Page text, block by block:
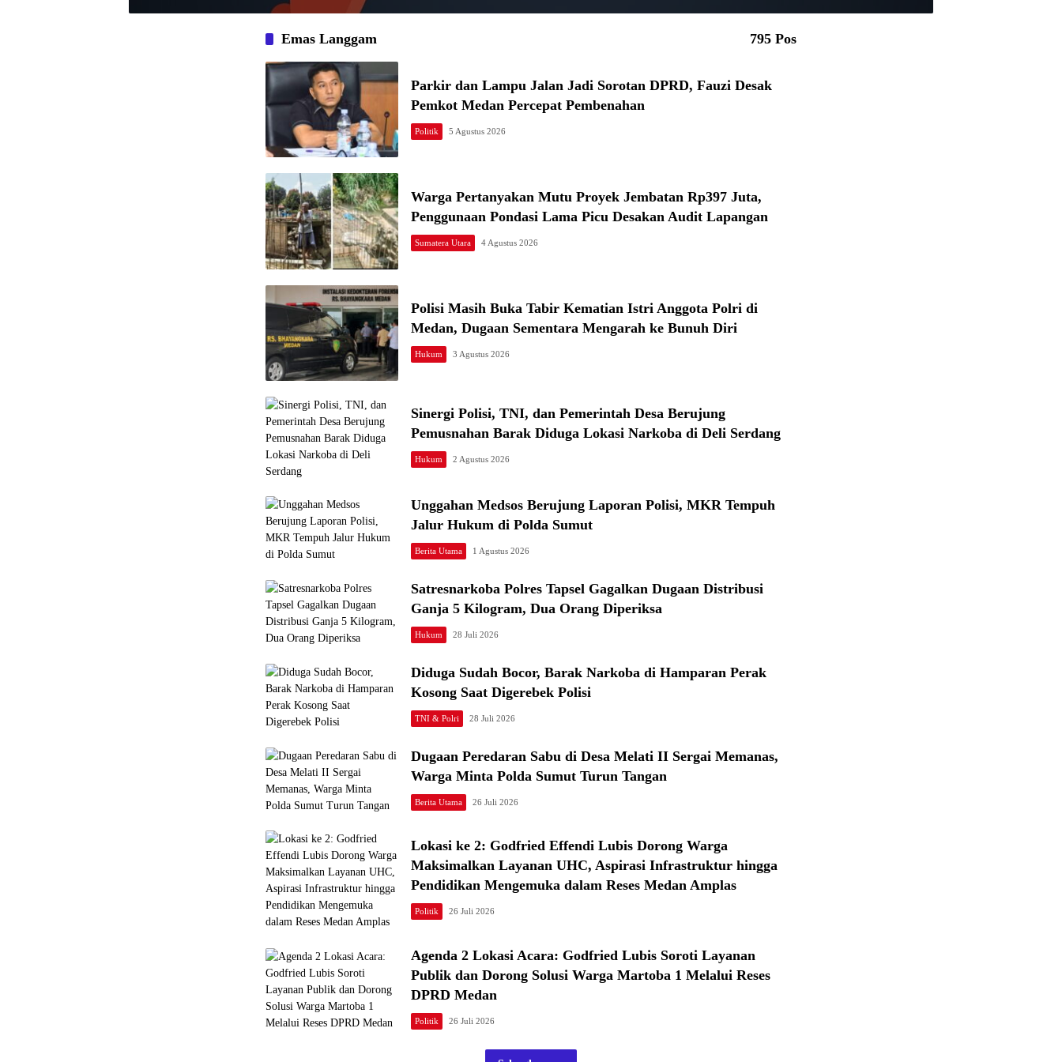
Emas Langgam 795 Pos
Parkir dan Lampu Jalan Jadi Sorotan DPRD, Fauzi Desak
Pemkot Medan Percepat Pembenahan
Politik 5 Agustus 2026
Warga Pertanyakan Mutu Proyek Jembatan Rp397 Juta,
Penggunaan Pondasi Lama Picu Desakan Audit Lapangan
Sumatera Utara 4 Agustus 2026
Polisi Masih Buka Tabir Kematian Istri Anggota Polri di
Medan, Dugaan Sementara Mengarah ke Bunuh Diri
Hukum 3 Agustus 2026
Sinergi Polisi, TNI, dan Pemerintah Desa Berujung
Pemusnahan Barak Diduga Lokasi Narkoba di Deli Serdang
Hukum 2 Agustus 2026
Unggahan Medsos Berujung Laporan Polisi, MKR Tempuh
Jalur Hukum di Polda Sumut
Berita Utama 1 Agustus 2026
Satresnarkoba Polres Tapsel Gagalkan Dugaan Distribusi
Ganja 5 Kilogram, Dua Orang Diperiksa
Hukum 28 Juli 2026
Diduga Sudah Bocor, Barak Narkoba di Hamparan Perak
Kosong Saat Digerebek Polisi
TNI & Polri 28 Juli 2026
Dugaan Peredaran Sabu di Desa Melati II Sergai Memanas,
Warga Minta Polda Sumut Turun Tangan
Berita Utama 26 Juli 2026
Lokasi ke 2: Godfried Effendi Lubis Dorong Warga
Maksimalkan Layanan UHC, Aspirasi Infrastruktur hingga
Pendidikan Mengemuka dalam Reses Medan Amplas
Politik 26 Juli 2026
Agenda 2 Lokasi Acara: Godfried Lubis Soroti Layanan
Publik dan Dorong Solusi Warga Martoba 1 Melalui Reses
DPRD Medan
Politik 26 Juli 2026